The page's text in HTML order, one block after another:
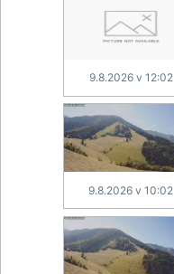
9.8.2026 v 12:02
9.8.2026 v 10:02